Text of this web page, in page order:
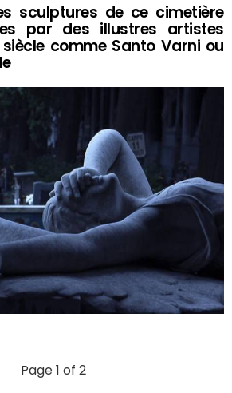
sculptures de ce cimetière
par des illustres artistes
comme Santo Varni ou
Page 1 of 2